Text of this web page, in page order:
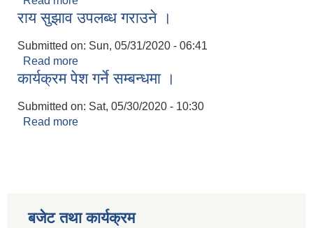
सूचना र सोको Technical Specification
राय सुझाव उपलब्ध गराउने ।
Submitted on: Sun, 05/31/2020 - 06:41
Read more
कार्यक्रम पेश गर्ने सम्बन्धमा ।
Submitted on: Sat, 05/30/2020 - 10:30
Read more
बजेट तथा कार्यक्रम